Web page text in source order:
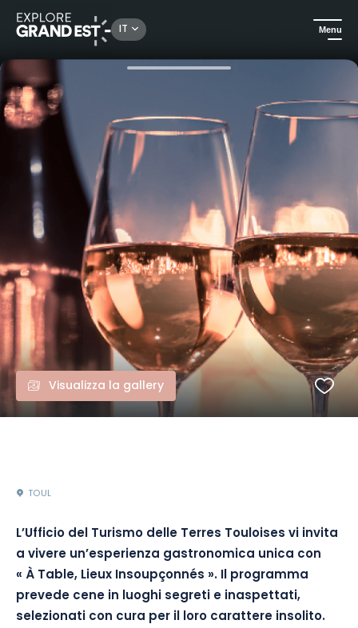
IT Menu
Gastronomia ed enoturismo Cena misteriosa: À Table, luoghi insospettabili
Visualizza la gallery
TOUL
L’Ufficio del Turismo delle Terres Touloises vi invita
a vivere un’esperienza gastronomica unica con
« À Table, Lieux Insoupçonnés ». Il programma
prevede cene in luoghi segreti e inaspettati,
selezionati con cura per il loro carattere insolito.